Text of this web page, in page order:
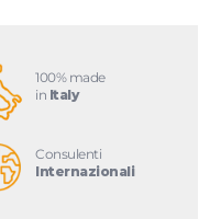
100% made
in Italy
Consulenti
Internazionali